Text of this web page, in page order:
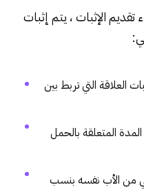
الإثبات ، يتم إثبات
العلاقة التي تربط بين
المتعلقة بالحمل
من الأب نفسه بنسب